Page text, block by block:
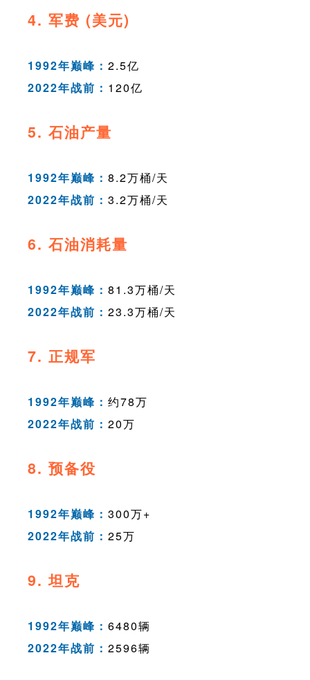
4. 军费 (美元)
1992年巅峰： 2.5亿
2022年战前： 120亿
5. 石油产量
1992年巅峰： 8.2万桶/天
2022年战前： 3.2万桶/天
6. 石油消耗量
1992年巅峰： 81.3万桶/天
2022年战前： 23.3万桶/天
7. 正规军
1992年巅峰： 约78万
2022年战前： 20万
8. 预备役
1992年巅峰： 300万+
2022年战前： 25万
9. 坦克
1992年巅峰： 6480辆
2022年战前： 2596辆